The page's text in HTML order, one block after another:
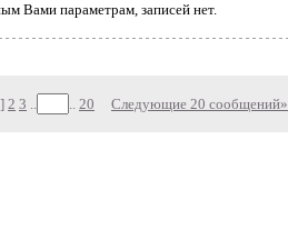
Вами параметрам, записей нет.
2 3 .. .. 20 Следующие 20 сообщений»